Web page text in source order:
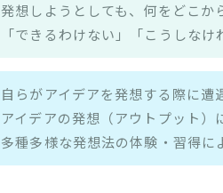
発想しようとしても、何をどこか
「できるわけない」「こうしな
自らがアイデアを発想する際に遭
アイデアの発想（アウトプット）
多種多様な発想法の体験・習得に